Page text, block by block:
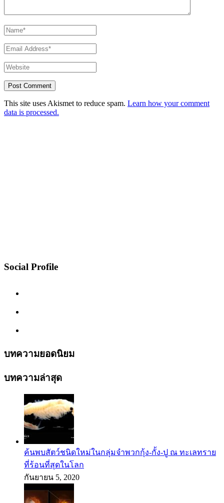
This site uses Akismet to reduce spam. Learn how your comment
data is processed.
Social Profile
บทความยอดนิยม
บทความล่าสุด
ค้นพบสัตว์ชนิดใหม่ในกลุ่มจำพวกกุ้ง-กั้ง-ปู ณ ทะเลทราย
ที่ร้อนที่สุดในโลก
กันยายน 5, 2020